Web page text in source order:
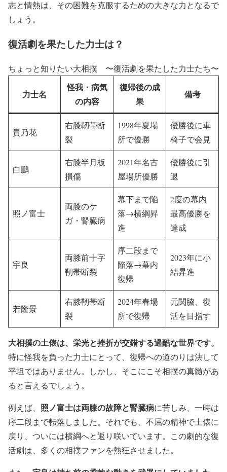
志と情熱は、その困難を克服するための大きな力となるで
しょう。
復活劇を果たした力士は？
ちょっと知りたい大相撲 〜復活劇を果たした力士たち〜
力士名
怪我・病気
の内容
復帰後の成
果
備考
貴乃花
右膝靭帯断
裂
1998年夏場
所で優勝
優勝後に車
椅子で会見
白鵬
右膝半月板
損傷
2021年名古
屋場所優勝
優勝後に引
退
照ノ富士
両膝のケ
ガ・腎臓病
幕下まで陥
落→横綱昇
進
2度の幕内
最高優勝を
達成
宇良
両膝前十字
靭帯断裂
序二段まで
陥落→幕内
復帰
2023年に小
結昇進
若隆景
右膝靭帯断
裂
2024年春場
所で復帰
元関脇、復
活を目指す
大相撲の土俵は、栄光と挫折が交錯する過酷な世界です。
特に怪我を負った力士にとって、復帰への道のりは決して
平坦ではありません。しかし、そこにこそ相撲の真髄があ
ると言えるでしょう。
例えば、 照ノ富士は両膝の故障と腎臓病に苦しみ、一時は
序二段まで転落しました。それでも、不屈の精神で土俵に
戻り、ついには横綱へと返り咲いています。この劇的な復
活劇は、多くの相撲ファンを熱狂させました。